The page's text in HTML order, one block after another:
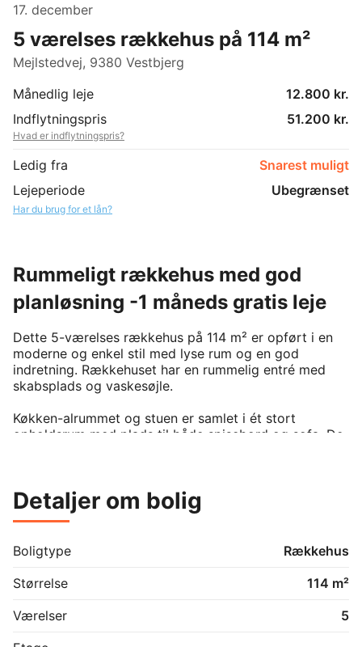
17. december
5 værelses rækkehus på 114 m²
Mejlstedvej, 9380 Vestbjerg
Månedlig leje
12.800 kr.
Indflytningspris
51.200 kr.
Hvad er indflytningspris?
Ledig fra
Snarest muligt
Lejeperiode
Ubegrænset
Har du brug for et lån?
Rummeligt rækkehus med god
planløsning -1 måneds gratis leje
Dette 5-værelses rækkehus på 114 m² er opført i en
moderne og enkel stil med lyse rum og en god
indretning. Rækkehuset har en rummelig entré med
skabsplads og vaskesøjle.
Køkken-alrummet og stuen er samlet i ét stort
opholdsrum med plads til både spisebord og sofa. De
– fx som soveværelse, børneværelser eller kontor.
Badeværelset har separat bruseniche og god plads.
Rækkehuset ligger i Vestbjerg, et område kendt for
trygge boligkvarterer. Du er tæt på indkøb, skole,
daginstitutioner og sportsaktiviteter. Vestbjerg har
så du hurtigt kan komme til både Aalborg,
Detaljer om bolig
Boligtype
Rækkehus
Størrelse
114 m²
Værelser
5